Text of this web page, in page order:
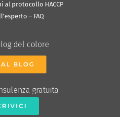
al protocollo HACCP
– FAQ
del colore
BLOG
gratuita